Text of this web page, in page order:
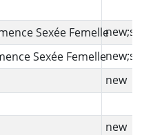
new;ssf
new;ssf
new
new